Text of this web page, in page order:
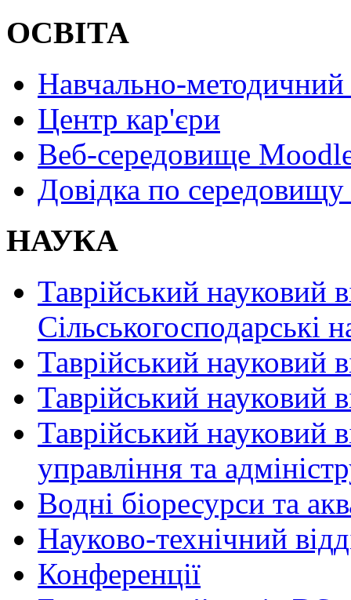
ОСВІТА
Навчально-методичний
Центр кар'єри
Веб-середовище
Довідка по
НАУКА
Таврійський науковий
Сільськогосподарські
Таврійський науковий
Таврійський науковий
Таврійський науковий
управління та
Водні біоресурси та
Науково-технічний
Конференції